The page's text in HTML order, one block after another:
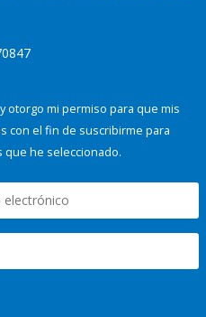
y otorgo mi permiso para que mis
con el fin de suscribirme para
he seleccionado.